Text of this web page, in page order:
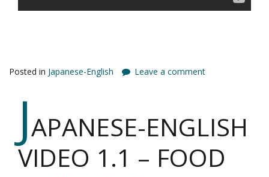
Posted in Japanese-English Leave a comment
JAPANESE-ENGLISH
VIDEO 1.1 – FOOD